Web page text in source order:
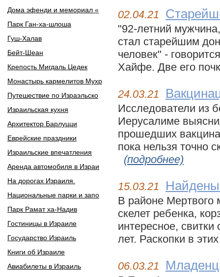
Дома эфенди и мемориал «
Парк Ган-ха-шлоша
Гуш-Халав
Бейт-Шеан
Крепость Мигдаль Цедек
Монастырь кармелитов Мухр
Путешествие по Израэльско
Израильская кухня
Архитектор Барлуцци
Еврейские праздники
Израильские впечатления
Аренда автомобиля в Израи
На дорогах Израиля.
Национальные парки и запо
Парк Рамат ха-Надив
Гостиницы в Израиле
Государство Израиль
Книги об Израиле
Авиабилеты в Израиль
02.04.21
"92-летний
стал старейшим
человек" -
Хайфе. Две его
24.03.21
Исследователи из
Иерусалиме
прошедших
пока нельзя точно
(подробнее)
15.03.21 Найдены
В районе Мертвого
скелет ребенка,
интересное,
лет. Раскопки в
06.03.21